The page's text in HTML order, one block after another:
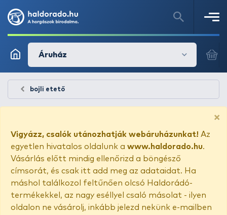
Áruház
bojli etető
×
Vigyázz, csalók utánozhatják webáruházunkat! Az
egyetlen hivatalos oldalunk a www.haldorado.hu.
Vásárlás előtt mindig ellenőrizd a böngésző
címsorát, és csak itt add meg az adataidat. Ha
máshol találkozol feltűnően olcsó Haldorádó-
termékekkel, az nagy eséllyel csaló másolat - ilyen
oldalon ne vásárolj, inkább jelezd nekünk e-mailben